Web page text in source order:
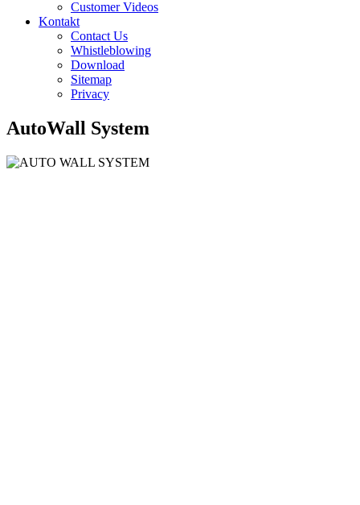
Customer Videos
Kontakt
Contact Us
Whistleblowing
Download
Sitemap
Privacy
AutoWall System